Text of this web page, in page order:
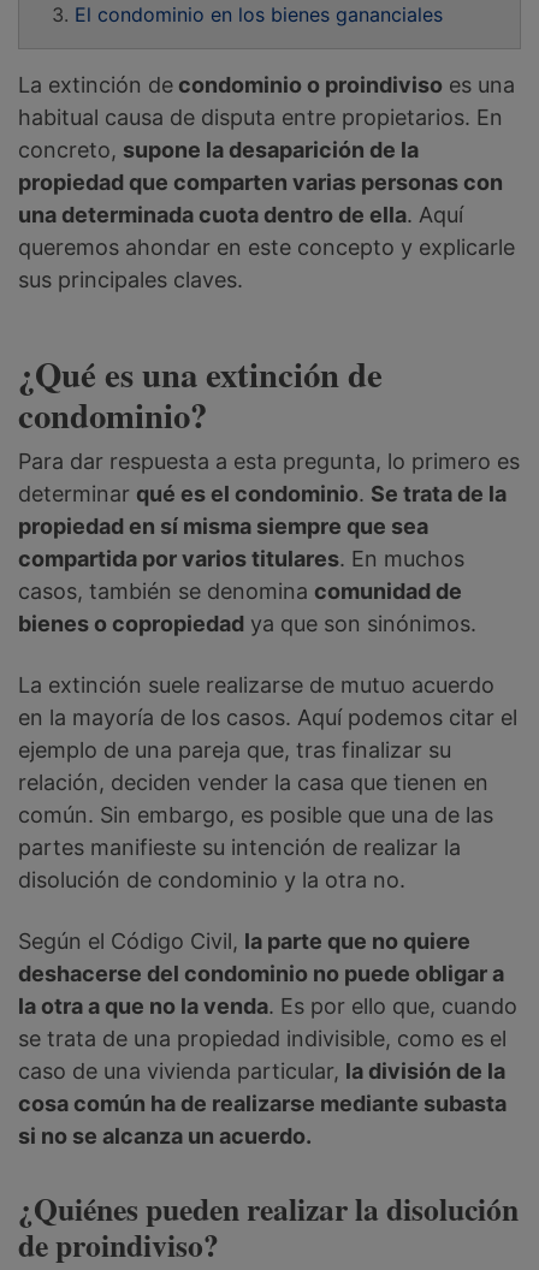
El condominio en los bienes gananciales
La extinción decondominio o proindiviso es una
habitual causa de disputa entre propietarios. En
concreto, supone la desaparición de la
propiedad que comparten varias personas con
una determinada cuota dentro de ella. Aquí
queremos ahondar en este concepto y explicarle
sus principales claves.
¿Qué es una extinción de
condominio?
Para dar respuesta a esta pregunta, lo primero es
determinar qué es el condominio. Se trata de la
propiedad en sí misma siempre que sea
compartida por varios titulares. En muchos
casos, también se denomina comunidad de
bienes o copropiedad ya que son sinónimos.
La extinción suele realizarse de mutuo acuerdo
en la mayoría de los casos. Aquí podemos citar el
ejemplo de una pareja que, tras finalizar su
relación, deciden vender la casa que tienen en
común. Sin embargo, es posible que una de las
partes manifieste su intención de realizar la
disolución de condominio y la otra no.
Según el Código Civil, la parte que no quiere
deshacerse del condominio no puede obligar a
la otra a que no la venda. Es por ello que, cuando
se trata de una propiedad indivisible, como es el
caso de una vivienda particular, la división de la
cosa común ha de realizarse mediante subasta
si no se alcanza un acuerdo.
¿Quiénes pueden realizar la disolución
de proindiviso?